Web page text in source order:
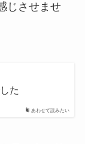
じさせませ
あわせて読みたい
た